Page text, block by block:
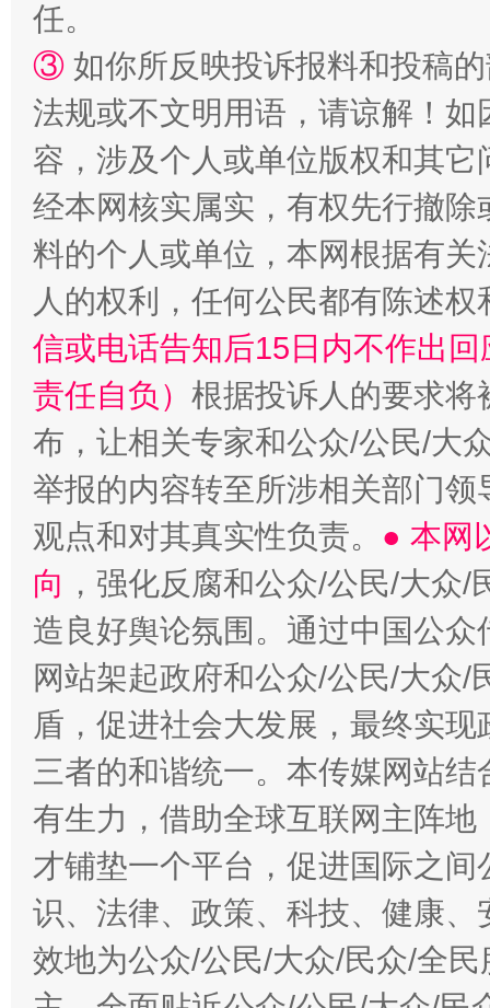
“蜀中异人”王建安的艺术幻境
任。
③ 如你所反映投诉报料和投稿
法规或不文明用语，请谅解！
容，涉及个人或单位版权和其它
经本网核实属实，有权先行撤
料的个人或单位，本网根据有
人的权利，任何公民都有陈述
信或电话告知后15日内不作出
责任自负） 根据投诉人的要求将
布，让相关专家和公众/公民/大
举报的内容转至所涉相关部门
观点和对其真实性负责。 ● 本网
向 ，强化反腐和公众/公民/大众
造良好舆论氛围。通过中国公
网站架起政府和公众/公民/大众
盾，促进社会大发展，最终实
三者的和谐统一。本传媒网站
有生力，借助全球互联网主阵
才铺垫一个平台，促进国际之
识、法律、政策、科技、健康
效地为公众/公民/大众/民众/全